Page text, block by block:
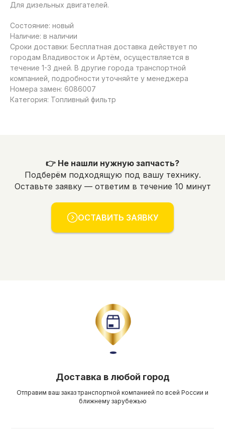
Для дизельных двигателей.
Состояние: новый
Наличие: в наличии
Сроки доставки: Бесплатная доставка действует по
городам Владивосток и Артём, осуществляется в
течение 1-3 дней. В другие города транспортной
компанией, подробности уточняйте у менеджера
Номера замен: 6086007
Категория: Топливный фильтр
👉 Не нашли нужную запчасть?
Подберём подходящую под вашу технику.
Оставьте заявку — ответим в течение 10 минут
ОСТАВИТЬ ЗАЯВКУ
Доставка в любой город
Отправим ваш заказ транспортной компанией по всей России и
ближнему зарубежью